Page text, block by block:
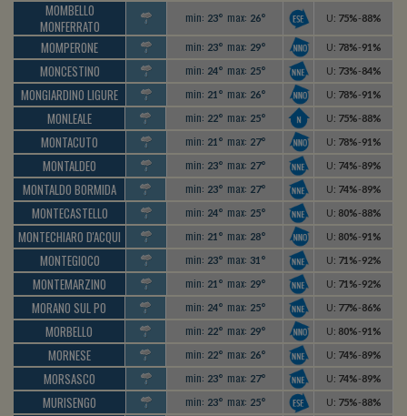
MOMBELLO
MONFERRATO
min: 23° max: 26° U: 75%-88%
MOMPERONE min: 23° max: 29° U: 78%-91%
MONCESTINO min: 24° max: 25° U: 73%-84%
MONGIARDINO LIGURE min: 21° max: 26° U: 78%-91%
MONLEALE min: 22° max: 25° U: 75%-88%
MONTACUTO min: 21° max: 27° U: 78%-91%
MONTALDEO min: 23° max: 27° U: 74%-89%
MONTALDO BORMIDA min: 23° max: 27° U: 74%-89%
MONTECASTELLO min: 24° max: 25° U: 80%-88%
MONTECHIARO D'ACQUI min: 21° max: 28° U: 80%-91%
MONTEGIOCO min: 23° max: 31° U: 71%-92%
MONTEMARZINO min: 21° max: 29° U: 71%-92%
MORANO SUL PO min: 24° max: 25° U: 77%-86%
MORBELLO min: 22° max: 29° U: 80%-91%
MORNESE min: 22° max: 26° U: 74%-89%
MORSASCO min: 23° max: 27° U: 74%-89%
MURISENGO min: 23° max: 25° U: 75%-88%